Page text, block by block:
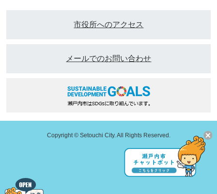
市役所へのアクセス
メールでのお問い合わせ
Copyright © Setouchi City. All Rights Reserved.